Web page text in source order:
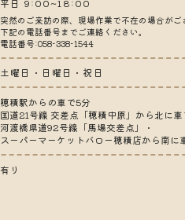
突然のご来訪の際、現場作業で不在の場合がご
下記の電話番号までご連絡ください。
電話番号:058-338-1544
土曜日・日曜日・祝日
穂積駅からの車で5分
国道21号線 交差点「穂積中原」から北に
河渡橋県道92号線「馬場交差点」・
スーパーマーケットバロー穂積店から南に
有り